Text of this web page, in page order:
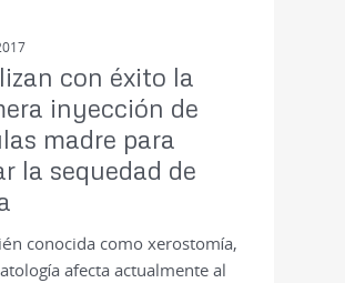
con éxito la
inyección de
madre para
la sequedad de
conocida como xerostomía,
afecta actualmente al